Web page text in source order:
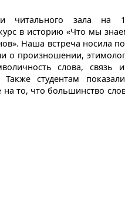
читального зала
в историю «Что мы
Наша встреча носила
о произношении,
слова, связь
студентам
то, что большинство